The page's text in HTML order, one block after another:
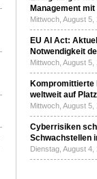
Management
Mittwoch, August
EU AI Act:
Notwendigkeit
Mittwoch, August
Kompromittierte
weltweit auf
Mittwoch, August
Cyberrisiken
Schwachstellen
Dienstag, August